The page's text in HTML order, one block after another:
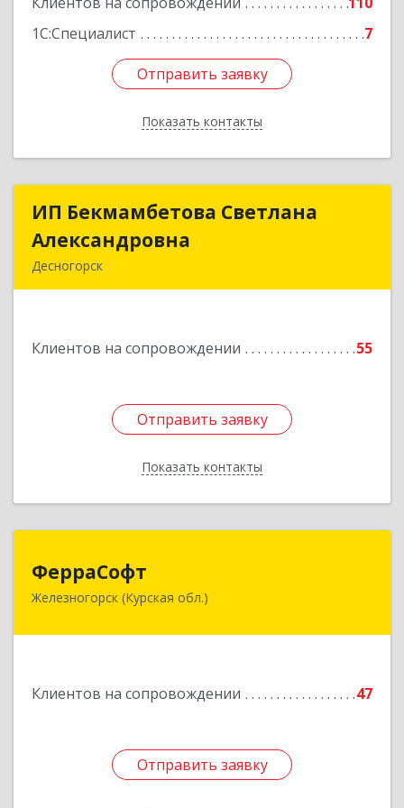
1С:Специалист
7
Отправить заявку
Показать контакты
Отправить заявку
Назад
ИП Бекмамбетова Светлана
Александровна
Десногорск
Клиентов на сопровождении 55
Отправить заявку
Показать контакты
ИП Бекмамбетова Светлана
Подробнее
Отправить заявку
Назад
ФерраСофт
Железногорск (Курская обл.)
Клиентов на сопровождении 47
Отправить заявку
307179, Курская обл, Железногорск г, Ленина ул,
Отправить заявку